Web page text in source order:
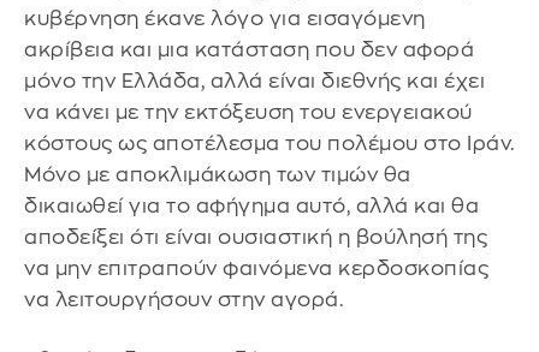
κυβέρνηση έκανε λόγο για εισαγόμενη
ακρίβεια και μια κατάσταση που δεν αφορά
μόνο την Ελλάδα, αλλά είναι διεθνής και έχει
να κάνει με την εκτόξευση του ενεργειακού
κόστους ως αποτέλεσμα του πολέμου στο Ιράν.
Μόνο με αποκλιμάκωση των τιμών θα
δικαιωθεί για το αφήγημα αυτό, αλλά και θα
αποδείξει ότι είναι ουσιαστική η βούλησή της
να μην επιτραπούν φαινόμενα κερδοσκοπίας
να λειτουργήσουν στην αγορά.